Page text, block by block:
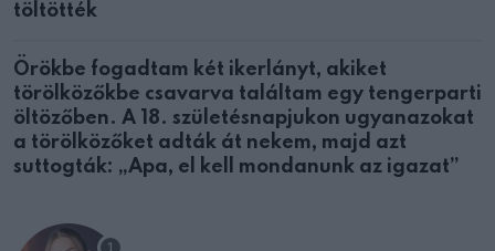
töltötték
Örökbe fogadtam két ikerlányt, akiket
törölközőkbe csavarva találtam egy tengerparti
öltözőben. A 18. születésnapjukon ugyanazokat
a törölközőket adták át nekem, majd azt
suttogták: „Apa, el kell mondanunk az igazat”